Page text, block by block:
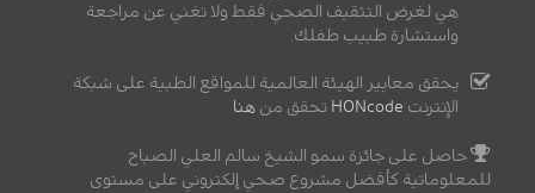
هي لغرض التثقيف الصحي فقط ولا تغني عن مراجعة
واستشارة طبيب طفلك.
يحقق معايير الهيئة العالمية للمواقع الطبية على شبكة
الإنترنت HONcode تحقق من هنا
حاصل على جائزة سمو الشيخ سالم العلي الصباح
للمعلوماتية كأفضل مشروع صحي إلكتروني على مستوى